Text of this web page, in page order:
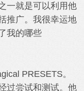
一就是可以利用他
推广。我很幸运地
我的哪些
PRESETS。
过尝试和测试。他